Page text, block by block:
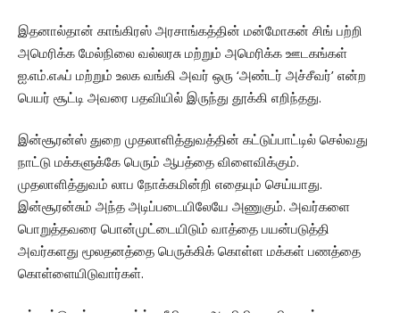
இதனால்தான் காங்கிரஸ் அரசாங்கத்தின் மன்மோகன் சிங் பற்றி
அமெரிக்க மேல்நிலை வல்லரசு மற்றும் அமெரிக்க ஊடகங்கள்
ஐ.எம்.எஃப் மற்றும் உலக வங்கி அவர் ஒரு ‘அண்டர் அச்சீவர்’ என்ற
பெயர் சூட்டி அவரை பதவியில் இருந்து தூக்கி எறிந்தது.
இன்சூரன்ஸ் துறை முதலாளித்துவத்தின் கட்டுப்பாட்டில் செல்வது
நாட்டு மக்களுக்கே பெரும் ஆபத்தை விளைவிக்கும்.
முதலாளித்துவம் லாப நோக்கமின்றி எதையும் செய்யாது.
இன்சூரன்சும் அந்த அடிப்படையிலேயே அணுகும். அவர்களை
பொறுத்தவரை பொன்முட்டையிடும் வாத்தை பயன்படுத்தி
அவர்களது மூலதனத்தை பெருக்கிக் கொள்ள மக்கள் பணத்தை
கொள்ளையிடுவார்கள்.